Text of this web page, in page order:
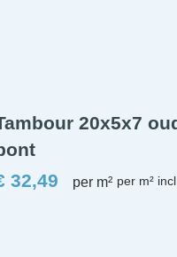
20x5x7
32,49 per m²